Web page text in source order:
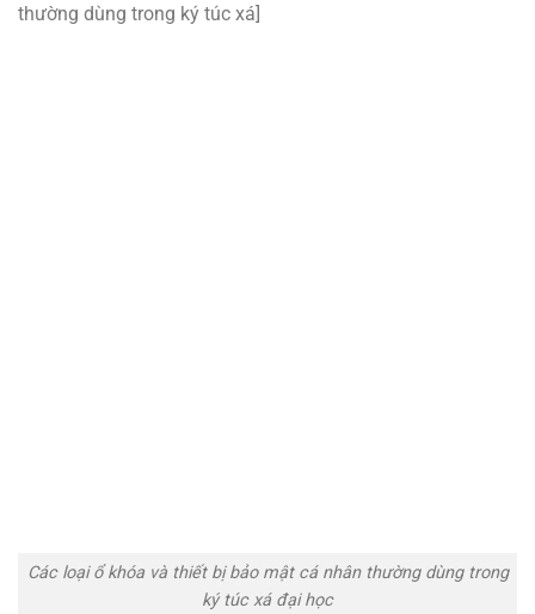
thường dùng trong ký túc xá]
Các loại ổ khóa và thiết bị bảo mật cá nhân thường dùng trong
ký túc xá đại học